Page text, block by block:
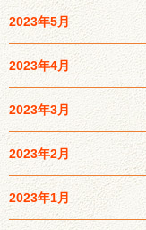
2023年5月
2023年4月
2023年3月
2023年2月
2023年1月